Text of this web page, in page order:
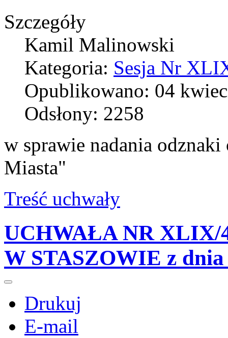
Szczegóły
Kamil Malinowski
Kategoria: Sesja Nr
Opublikowano: 04
Odsłony: 2258
w sprawie nadania
Miasta"
Treść uchwały
UCHWAŁA NR XLIX/
W STASZOWIE z dnia
Drukuj
E-mail